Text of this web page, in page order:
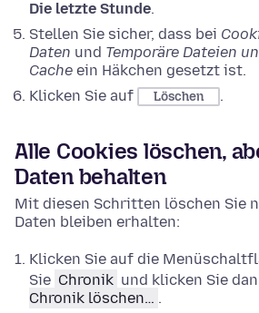
Die letzte Stunde.
Stellen Sie sicher, dass bei
Daten und Temporäre Dateien
Cache ein Häkchen gesetzt ist.
Klicken Sie auf
Löschen .
Alle Cookies löschen,
Daten behalten
Mit diesen Schritten löschen Sie
Daten bleiben erhalten:
Klicken Sie auf die
Sie Chronik und klicken Sie
Chronik löschen… .